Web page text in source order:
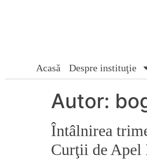
Acasă Despre instituţie
Autor:
Întâlnirea
Curţii de Apel